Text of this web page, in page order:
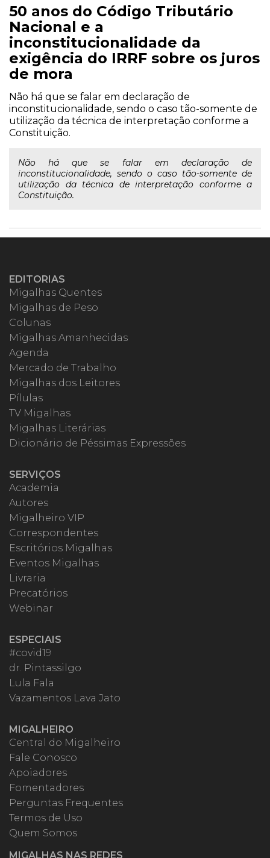
50 anos do Código Tributário
Nacional e a
inconstitucionalidade da
exigência do IRRF sobre os juros
de mora
Não há que se falar em declaração de
inconstitucionalidade, sendo o caso tão-somente de
utilização da técnica de interpretação conforme a
Constituição.
Não há que se falar em declaração de
inconstitucionalidade, sendo o caso tão-somente de
utilização da técnica de interpretação conforme a
Constituição.
EDITORIAS
Migalhas Quentes
Migalhas de Peso
Colunas
Migalhas Amanhecidas
Agenda
Mercado de Trabalho
Migalhas dos Leitores
Pílulas
TV Migalhas
Migalhas Literárias
Dicionário de Péssimas Expressões
SERVIÇOS
Academia
Autores
Migalheiro VIP
Correspondentes
Escritórios Migalhas
Eventos Migalhas
Livraria
Precatórios
Webinar
ESPECIAIS
#covid19
dr. Pintassilgo
Lula Fala
Vazamentos Lava Jato
MIGALHEIRO
Central do Migalheiro
Fale Conosco
Apoiadores
Fomentadores
Perguntas Frequentes
Termos de Uso
Quem Somos
MIGALHAS NAS REDES